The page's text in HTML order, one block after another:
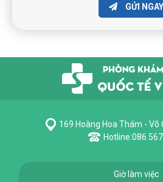
GỬI NGAY
169 Hoàng Hoa Thám - Võ
Hotline:086
Giờ làm việc